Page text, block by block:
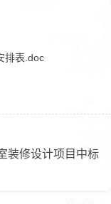
排表.doc
装修设计项目中标